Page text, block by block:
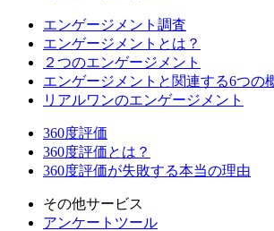
エンゲージメント調査
エンゲージメントとは？
２つのエンゲージメント
エンゲージメントと関連する6つの
リアルワンのエンゲージメント
360度評価
360度評価とは？
360度評価が失敗する本当の理由
その他サービス
アンケートツール